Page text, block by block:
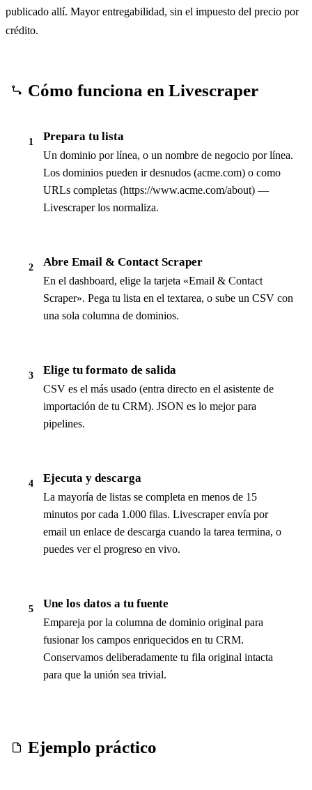
publicado allí. Mayor entregabilidad, sin el impuesto del precio por
crédito.
Cómo funciona en Livescraper
1 Prepara tu lista
Un dominio por línea, o un nombre de negocio por línea.
Los dominios pueden ir desnudos (acme.com) o como
URLs completas (https://www.acme.com/about) —
Livescraper los normaliza.
2 Abre Email & Contact Scraper
En el dashboard, elige la tarjeta «Email & Contact
Scraper». Pega tu lista en el textarea, o sube un CSV con
una sola columna de dominios.
3 Elige tu formato de salida
CSV es el más usado (entra directo en el asistente de
importación de tu CRM). JSON es lo mejor para
pipelines.
4 Ejecuta y descarga
La mayoría de listas se completa en menos de 15
minutos por cada 1.000 filas. Livescraper envía por
email un enlace de descarga cuando la tarea termina, o
puedes ver el progreso en vivo.
5 Une los datos a tu fuente
Empareja por la columna de dominio original para
fusionar los campos enriquecidos en tu CRM.
Conservamos deliberadamente tu fila original intacta
para que la unión sea trivial.
Ejemplo práctico